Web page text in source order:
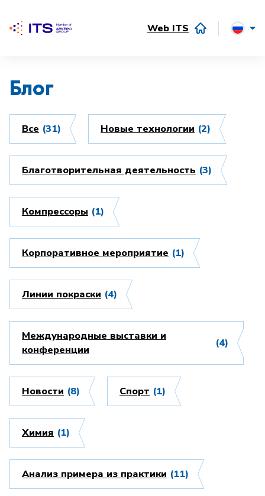
Web ITS
Блог
Все (31) Hовые технологии (2)
Благотворительная деятельность (3)
Компрессоры (1)
Корпоративное мероприятие (1)
Линии покраски (4)
Международные выставки и
конференции
(4)
Новости (8) Спорт (1)
Химия (1)
Анализ примера из практики (11)